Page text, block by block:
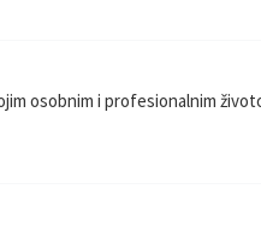
osobnim i profesionalnim